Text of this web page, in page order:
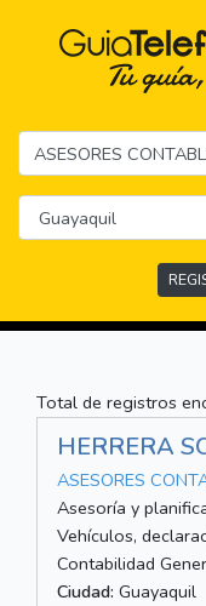
Total de registros
HERRERA
ASESORES
Asesoría y
Vehículos,
Contabilidad
Ciudad: Guayaquil